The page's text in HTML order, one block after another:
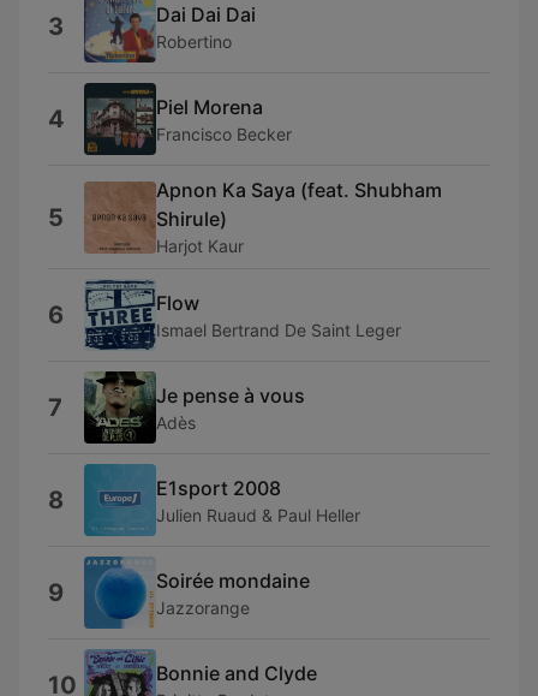
3 Dai Dai Dai
Robertino
4 Piel Morena
Francisco Becker
5
Apnon Ka Saya (feat. Shubham
Shirule)
Harjot Kaur
6 Flow
Ismael Bertrand De Saint Leger
7 Je pense à vous
Adès
8 E1sport 2008
Julien Ruaud & Paul Heller
9 Soirée mondaine
Jazzorange
10 Bonnie and Clyde